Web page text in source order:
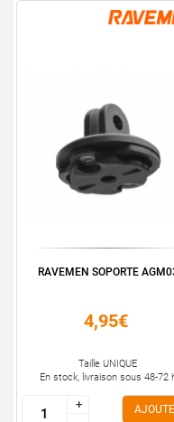
RAVEMEN SOPORTE
4,95€
Taille UNIQUE
En stock, livraison sous 48-72
+
+